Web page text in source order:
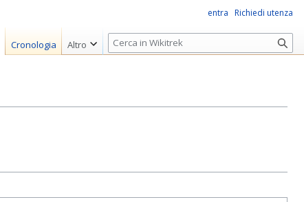
entra Richiedi utenza
Cronologia Altro
R
i
r